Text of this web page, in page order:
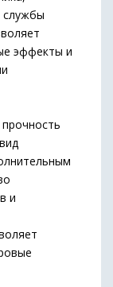
службы
эффекты и
и